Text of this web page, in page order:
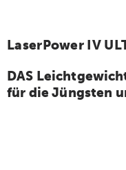
LaserPower IV
DAS
für die Jüngsten